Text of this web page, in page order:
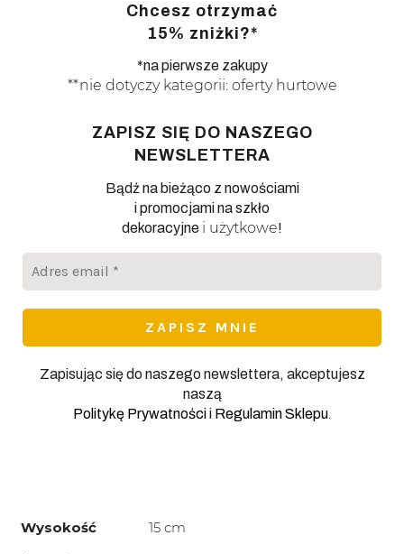
Chcesz otrzymać
15% zniżki?*
*na pierwsze zakupy
**nie dotyczy kategorii: oferty hurtowe
ZAPISZ SIĘ DO NASZEGO
NEWSLETTERA
Bądź na bieżąco z nowościami
i promocjami na szkło
dekoracyjne i użytkowe!
Zapisując się do naszego newslettera, akceptujesz
naszą
Politykę Prywatnościi Regulamin Sklepu
Wysokość
15 cm